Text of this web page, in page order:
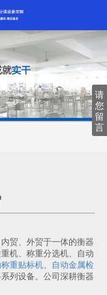
贸、外贸于一体的衡器
机、称重分选机、自动
称重贴标机
自动金属检
系列设备。公司深耕衡器
请
您
留
言
请
您
留
言